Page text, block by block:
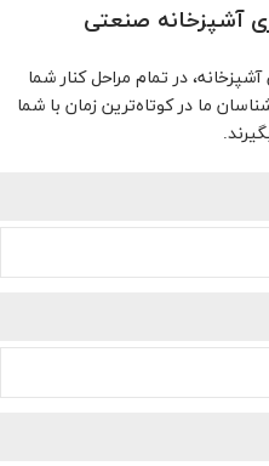
آشپزخانه صنعتی
در تمام مراحل کنار شما
ما در کوتاه‌ترین زمان با شما